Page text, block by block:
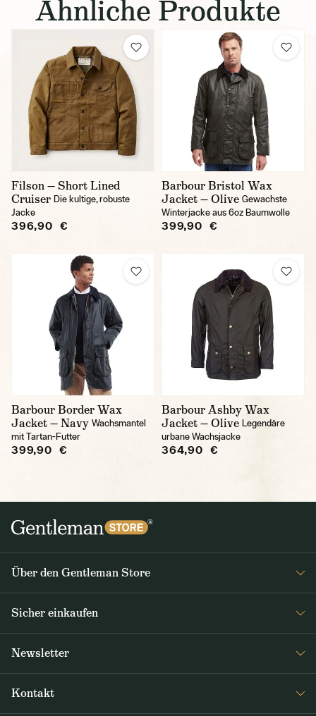
Ähnliche Produkte
Filson — Short Lined
Cruiser Die kultige, robuste
Jacke
396,90 €
Barbour Bristol Wax
Jacket — Olive Gewachste
Winterjacke aus 6oz Baumwolle
399,90 €
Barbour Border Wax
Jacket — Navy Wachsmantel
mit Tartan-Futter
399,90 €
Barbour Ashby Wax
Jacket — Olive Legendäre
urbane Wachsjacke
364,90 €
Über den Gentleman Store
Sicher einkaufen
Newsletter
Gentleman Store sowie Nachrichten über neue Produkte und
Sonderangebote
Kontakt